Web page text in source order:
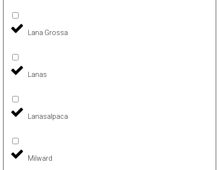
Lana Grossa
Lanas
Lanasalpaca
Milward